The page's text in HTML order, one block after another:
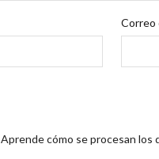
Aprende cómo se procesan los